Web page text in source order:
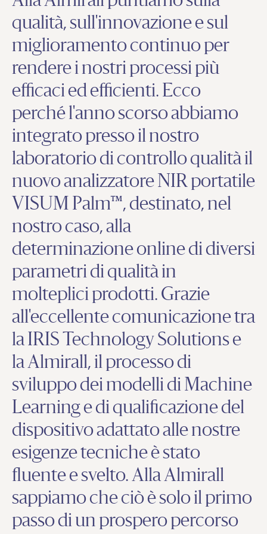
qualità, sull'innovazione e sul
miglioramento continuo per
rendere i nostri processi più
efficaci ed efficienti. Ecco
perché l'anno scorso abbiamo
integrato presso il nostro
laboratorio di controllo qualità il
nuovo analizzatore NIR portatile
VISUM Palm™, destinato, nel
nostro caso, alla
determinazione online di diversi
parametri di qualità in
molteplici prodotti. Grazie
all'eccellente comunicazione tra
la IRIS Technology Solutions e
la Almirall, il processo di
sviluppo dei modelli di Machine
Learning e di qualificazione del
dispositivo adattato alle nostre
esigenze tecniche è stato
fluente e svelto. Alla Almirall
sappiamo che ciò è solo il primo
passo di un prospero percorso